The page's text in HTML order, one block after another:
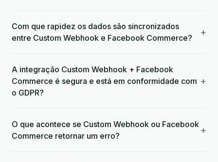
Com que rapidez os dados são sincronizados
entre Custom Webhook e Facebook Commerce?
+
A integração Custom Webhook + Facebook
Commerce é segura e está em conformidade com
o GDPR?
+
O que acontece se Custom Webhook ou Facebook
Commerce retornar um erro?
+